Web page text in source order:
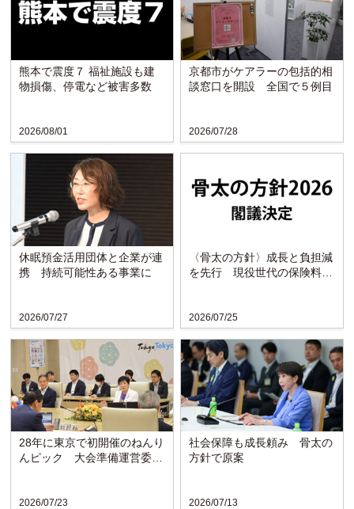
2026/08/01
熊本で震度７ 福祉施設も建
物損傷、停電など被害多数
2026/07/28
京都市がケアラーの包括的相
談窓口を開設 全国で５例目
2026/07/27
休眠預金活用団体と企業が連
携 持続可能性ある事業に
2026/07/25
〈骨太の方針〉成長と負担減
を先行 現役世代の保険料引
2026/07/23
28年に東京で初開催のねんり
んピック 大会準備運営委が
2026/07/13
社会保障も成長頼み 骨太の
方針で原案